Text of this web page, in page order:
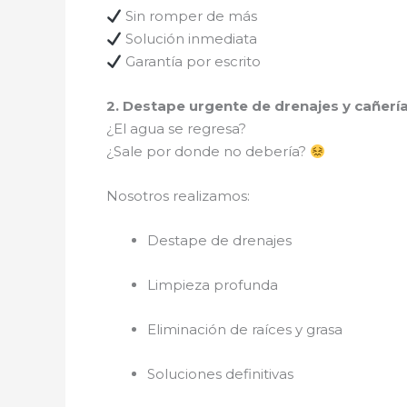
Sin romper de más
Solución inmediata
Garantía por escrito
2. Destape urgente de drenajes y
¿El agua se regresa?
¿Sale por donde no debería?
Nosotros realizamos:
Destape de drenajes
Limpieza profunda
Eliminación de raíces y grasa
Soluciones definitivas